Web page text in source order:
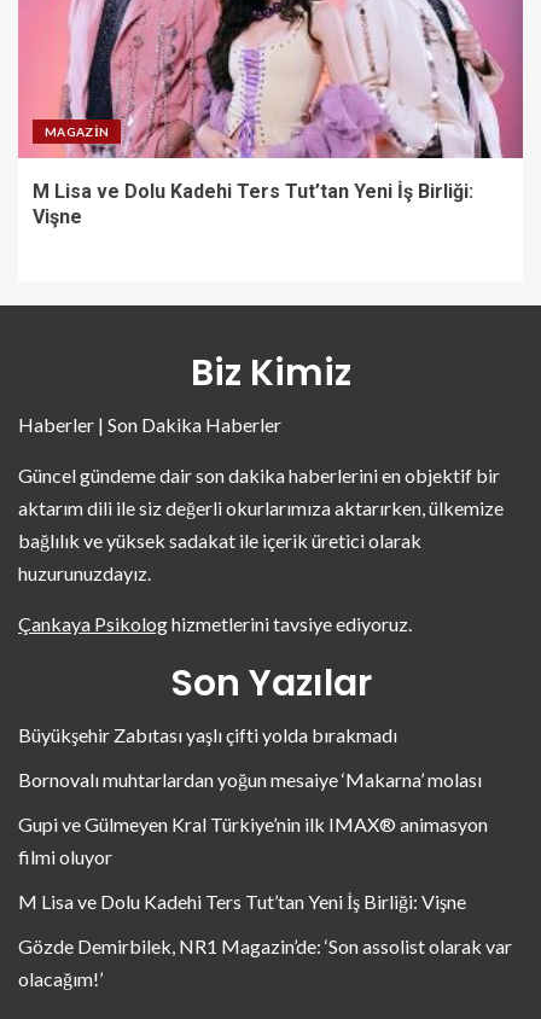
MAGAZIN
M Lisa ve Dolu Kadehi Ters Tut’tan Yeni İş Birliği:
Vişne
Biz Kimiz
Haberler | Son Dakika Haberler
Güncel gündeme dair son dakika haberlerini en objektif bir
aktarım dili ile siz değerli okurlarımıza aktarırken, ülkemize
bağlılık ve yüksek sadakat ile içerik üretici olarak
huzurunuzdayız.
Çankaya Psikologhizmetlerini tavsiye ediyoruz.
Son Yazılar
Büyükşehir Zabıtası yaşlı çifti yolda bırakmadı
Bornovalı muhtarlardan yoğun mesaiye ‘Makarna’ molası
Gupi ve Gülmeyen Kral Türkiye’nin ilk IMAX® animasyon
filmi oluyor
M Lisa ve Dolu Kadehi Ters Tut’tan Yeni İş Birliği: Vişne
Gözde Demirbilek, NR1 Magazin’de: ‘Son assolist olarak var
olacağım!’